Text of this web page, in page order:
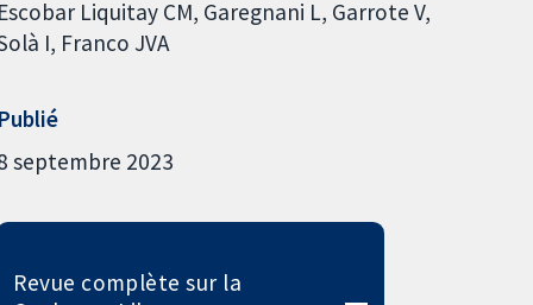
Escobar Liquitay CM Garegnani L Garrote V
I Franco JVA
Publié
septembre 2023
Revue complète sur la